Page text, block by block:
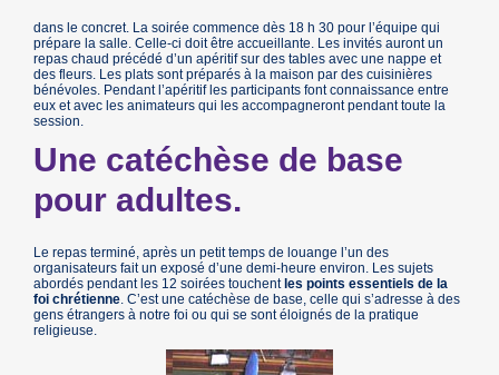
dans le concret. La soirée commence dès 18 h 30 pour l’équipe qui
prépare la salle. Celle-ci doit être accueillante. Les invités auront un
repas chaud précédé d’un apéritif sur des tables avec une nappe et
des fleurs. Les plats sont préparés à la maison par des cuisinières
bénévoles. Pendant l’apéritif les participants font connaissance entre
eux et avec les animateurs qui les accompagneront pendant toute la
session.
Une catéchèse de base
pour adultes.
Le repas terminé, après un petit temps de louange l’un des
organisateurs fait un exposé d’une demi-heure environ. Les sujets
abordés pendant les 12 soirées touchent les points essentiels de la
foi chrétienne. C’est une catéchèse de base, celle qui s’adresse à des
gens étrangers à notre foi ou qui se sont éloignés de la pratique
religieuse.